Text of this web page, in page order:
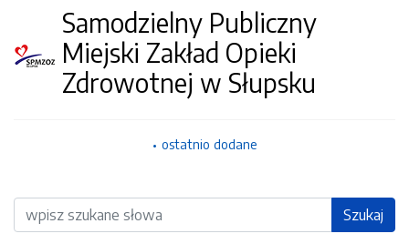
Samodzielny Publiczny
Miejski Zakład Opieki
Zdrowotnej w Słupsku
ostatnio dodane
Wyszukiwarka Szukaj